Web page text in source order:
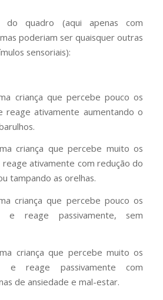
do quadro (aqui apenas com
poderiam ser quaisquer outras
sensoriais):
criança que percebe pouco os
reage ativamente aumentando o
criança que percebe muito os
ativamente com redução do
tampando as orelhas.
criança que percebe pouco os
e reage passivamente, sem
criança que percebe muito os
e reage passivamente com
de ansiedade e mal-estar.